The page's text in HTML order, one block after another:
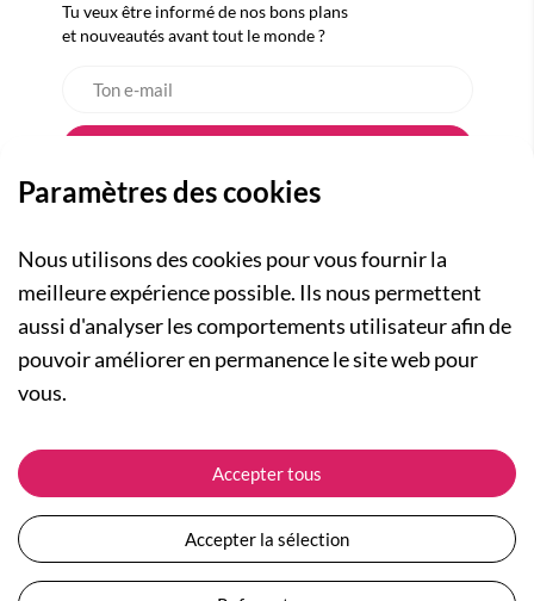
Tu veux être informé de nos bons plans
et nouveautés avant tout le monde ?
A PROPOS
Qui sommes-nous ?
Actualités
Nos engagements
Plan du site
Devenir revendeur
NOS RUBRIQUES
Collection Femme
Collection Enfants
Les Totebags
Nos différents thèmes
ASSISTANCE
Suivre ma commande
Expédition et livraison
Retour et remboursement
Moyens de paiement
Paramètres des cookies
Nous utilisons des cookies pour vous fournir la
meilleure expérience possible. Ils nous permettent
aussi d'analyser les comportements utilisateur afin de
pouvoir améliorer en permanence le site web pour
vous.
Accepter tous
Accepter la sélection